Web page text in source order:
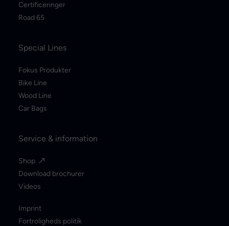
Certificeringer
Road 65
Special Lines
Fokus Produkter
Bike Line
Wood Line
Car Bags
Service & information
Shop
Download brochurer
Videos
Imprint
Fortroligheds politik